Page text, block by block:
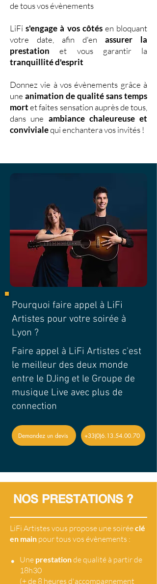
de tous vos évènements
LiFis'engage à vos côtésen bloquant
votre date, afin d'en assurer la
prestationet vous garantir la
tranquillité d'esprit
Donnez vie à vos évènements grâce à
une animation de qualité sans temps
mortet faites sensation auprès de tous,
dans une ambiance chaleureuse et
convivialequi enchantera vos invités !
Pourquoi faire appel à LiFi
Artistes pour votre soirée à
Lyon ?
Faire appel à LiFi Artistes c'est
le meilleur des deux monde
entre le DJing et le Groupe de
musique Live avec plus de
connection
Demandez un devis +33(0)6.13.54.00.70
NOS PRESTATIONS ?
LiFi Artistes vous propose une soiréeclé
en main pour tous vos évènements :
• Une prestationde qualité à partir de
18h30
(+ de 8 heures d'accompagnement